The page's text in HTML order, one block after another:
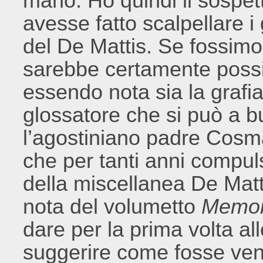
avesse fatto scalpellare
del De Mattis. Se
sarebbe certamente
essendo nota sia la
glossatore che si può a
l’agostiniano padre
che per tanti anni
della miscellanea De
nota del volumetto
dare per la prima volta
suggerire come fosse